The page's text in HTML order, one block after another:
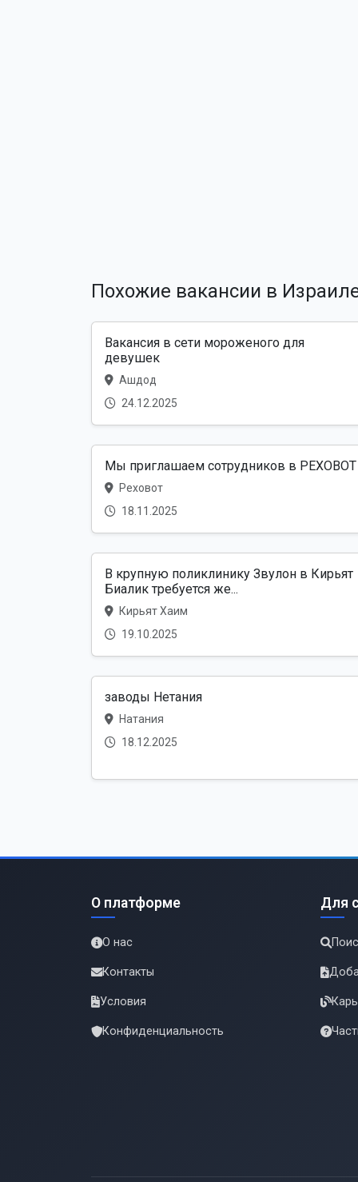
Похожие вакансии в
Вакансия в сети мороженого для
девушек
Ашдод
24.12.2025
Мы приглашаем сотрудников в РЕХОВОТ
Реховот
18.11.2025
В крупную поликлинику Звулон в Кирьят
Биалик требуется же...
Кирьят Хаим
19.10.2025
заводы Нетания
Натания
18.12.2025
О платформе
О нас
Контакты
Условия
Конфиденциальность
Для